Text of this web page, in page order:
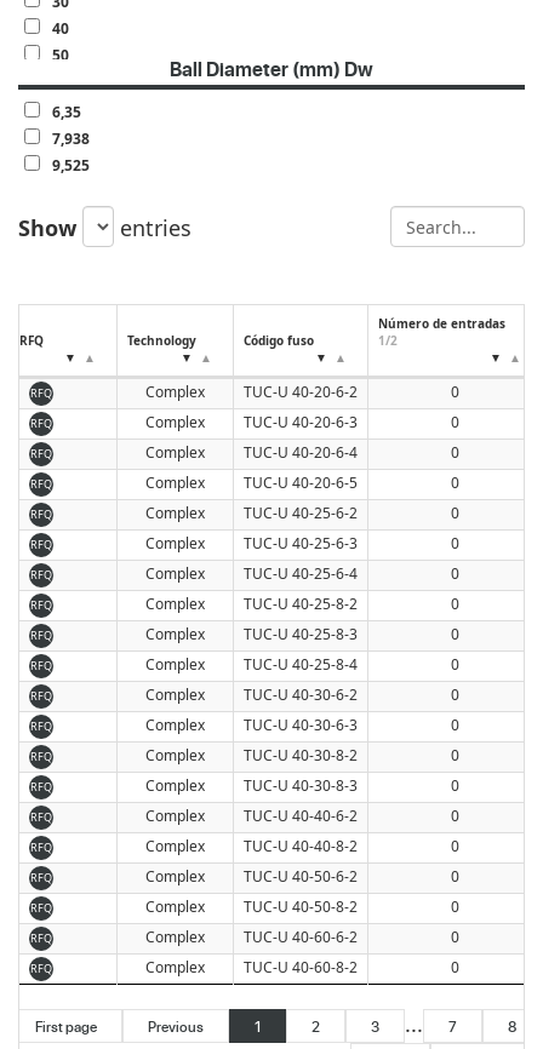
40
50
60
Ball Diameter (mm) Dw
6,35
7,938
9,525
Show entries
RFQ Technology Código fuso
Número de entradas
1/2
RFQ Complex TUC-U 40-20-6-2 0
RFQ Complex TUC-U 40-20-6-3 0
RFQ Complex TUC-U 40-20-6-4 0
RFQ Complex TUC-U 40-20-6-5 0
RFQ Complex TUC-U 40-25-6-2 0
RFQ Complex TUC-U 40-25-6-3 0
RFQ Complex TUC-U 40-25-6-4 0
RFQ Complex TUC-U 40-25-8-2 0
RFQ Complex TUC-U 40-25-8-3 0
RFQ Complex TUC-U 40-25-8-4 0
RFQ Complex TUC-U 40-30-6-2 0
RFQ Complex TUC-U 40-30-6-3 0
RFQ Complex TUC-U 40-30-8-2 0
RFQ Complex TUC-U 40-30-8-3 0
RFQ Complex TUC-U 40-40-6-2 0
RFQ Complex TUC-U 40-40-8-2 0
RFQ Complex TUC-U 40-50-6-2 0
RFQ Complex TUC-U 40-50-8-2 0
RFQ Complex TUC-U 40-60-6-2 0
RFQ Complex TUC-U 40-60-8-2 0
First page Previous 1 2 3 ... 7
8